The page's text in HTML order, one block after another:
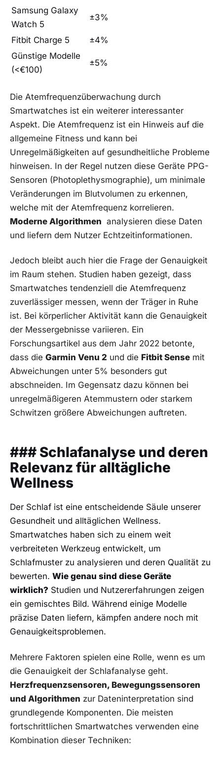
Samsung Galaxy
Watch 5
±3%
Fitbit Charge 5
±4%
Günstige Modelle
(<€100)
±5%
Die Atemfrequenzüberwachung durch
Smartwatches ist ein weiterer‌ interessanter
Aspekt. Die Atemfrequenz ​ist ein ‍Hinweis auf die
allgemeine Fitness und kann ​bei
Unregelmäßigkeiten ⁤auf gesundheitliche Probleme
hinweisen. In der ​Regel nutzen‍ diese Geräte PPG-
Sensoren (Photoplethysmographie), um⁣ minimale
Veränderungen im Blutvolumen zu erkennen,
welche mit der ‌Atemfrequenz korrelieren.
Moderne Algorithmen ⁣ analysieren diese Daten
und liefern dem ‌Nutzer ‍Echtzeitinformationen.
Jedoch bleibt auch⁢ hier die Frage der Genauigkeit
im Raum ​stehen. Studien haben gezeigt, dass
Smartwatches tendenziell ⁢die Atemfrequenz
zuverlässiger messen, ‌wenn der Träger in Ruhe
ist. Bei körperlicher Aktivität kann die Genauigkeit
der Messergebnisse variieren. Ein
Forschungsartikel aus dem Jahr 2022⁢ betonte,
dass die Garmin ‌Venu 2 und die Fitbit Sense mit
Abweichungen unter 5% besonders gut
abschneiden. Im Gegensatz ⁢dazu können bei
unregelmäßigeren Atemmustern oder starkem
Schwitzen größere Abweichungen auftreten.
### Schlafanalyse und deren
Relevanz​ für alltägliche
Wellness
Der Schlaf ist eine entscheidende Säule unserer
Gesundheit und alltäglichen Wellness.
Smartwatches haben sich zu einem weit
verbreiteten Werkzeug entwickelt, um
Schlafmuster zu analysieren und deren ​Qualität zu
bewerten. Wie ​genau sind diese Geräte
wirklich? Studien und Nutzererfahrungen⁣ zeigen
ein gemischtes Bild.⁣ Während einige Modelle
präzise Daten liefern, kämpfen ⁢andere noch mit⁣
Genauigkeitsproblemen.
Mehrere Faktoren ‍spielen eine Rolle, wenn es um
die Genauigkeit der Schlafanalyse ‍geht.
Herzfrequenzsensoren, Bewegungssensoren
und Algorithmen zur Dateninterpretation sind‍
grundlegende Komponenten. Die​ meisten
fortschrittlichen Smartwatches verwenden eine
Kombination dieser Techniken: